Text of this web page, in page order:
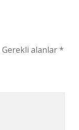
Gerekli alanlar*